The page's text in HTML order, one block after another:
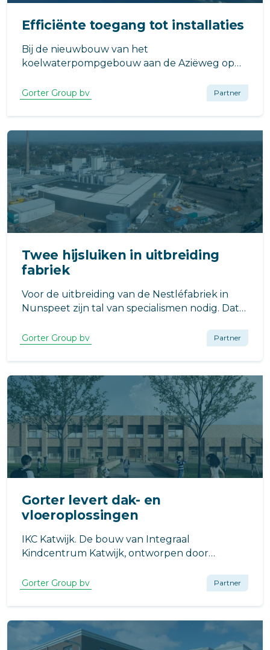
Efficiënte toegang tot installaties
Bij de nieuwbouw van het
koelwaterpompgebouw aan de Aziëweg op
duurzaamheid een sleutelrol. Het gebouw
maakt deel uit van het Porthos-project.
Gorter Group bv Partner
Twee hijsluiken in uitbreiding
fabriek
Voor de uitbreiding van de Nestléfabriek in
Nunspeet zijn tal van specialismen nodig. Dat
project te maken: de uitbreiding wordt
gerealiseerd tussen en tegen bestaande
bouw.
Gorter Group bv Partner
Gorter levert dak- en
vloeroplossingen
IKC Katwijk. De bouw van Integraal
Kindcentrum Katwijk, ontworpen door
gang.
Gorter Group bv Partner